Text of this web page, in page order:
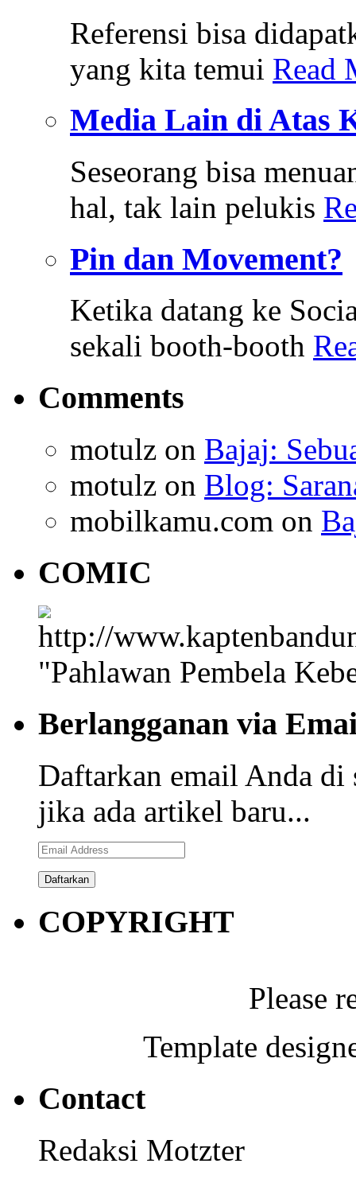
Referensi bisa
yang kita temui Read
Media Lain di Atas
Seseorang bisa
hal, tak lain pelukis
Pin dan Movement?
Ketika datang ke
sekali booth-booth
Comments
motulz on Bajaj:
motulz on Blog:
mobilkamu.com on
COMIC
"Pahlawan Pembela
Berlangganan via
Daftarkan email Anda
jika ada artikel baru...
Email
Address
COPYRIGHT
Please
Template
Contact
Redaksi Motzter